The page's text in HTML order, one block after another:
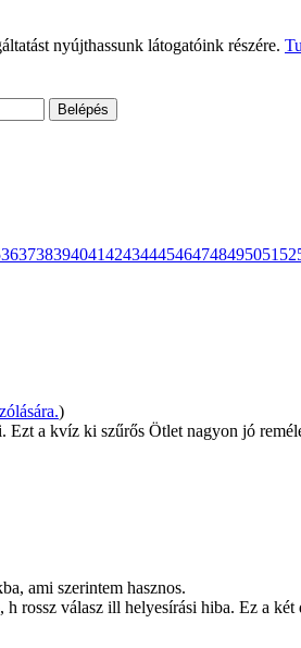
nyújthassunk látogatóink részére.
36373839404142434445464748495051 52
)
a kvíz ki szűrős Ötlet nagyon jó
ami szerintem hasznos.
válasz ill helyesírási hiba. Ez a